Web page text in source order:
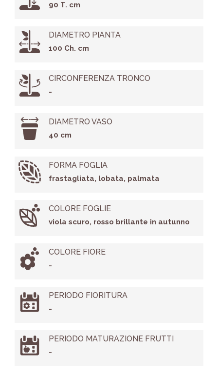
90 T. cm
DIAMETRO PIANTA
100 Ch. cm
CIRCONFERENZA TRONCO
-
DIAMETRO VASO
40 cm
FORMA FOGLIA
frastagliata, lobata, palmata
COLORE FOGLIE
viola scuro, rosso brillante in autunno
COLORE FIORE
-
PERIODO FIORITURA
-
PERIODO MATURAZIONE FRUTTI
-